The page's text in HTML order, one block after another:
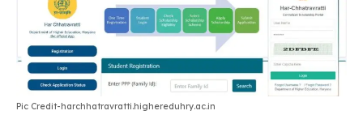
Pic Credit-harchhatravratti.highereduhry.ac.in